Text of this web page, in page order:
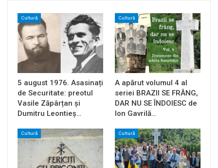
Cultură
5 august 1976. Asasinați
de Securitate: preotul
Vasile Zăpârțan și
Dumitru Leontieș…
Cultură
A apărut volumul 4 al
seriei BRAZII SE FRÂNG,
DAR NU SE ÎNDOIESC de
Ion Gavrilă…
Cultură Cultură